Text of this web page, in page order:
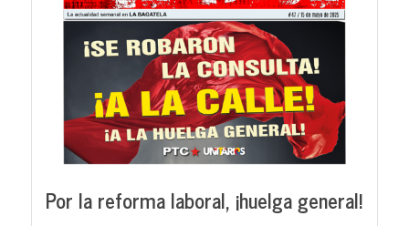
Por la reforma laboral, ¡huelga general!